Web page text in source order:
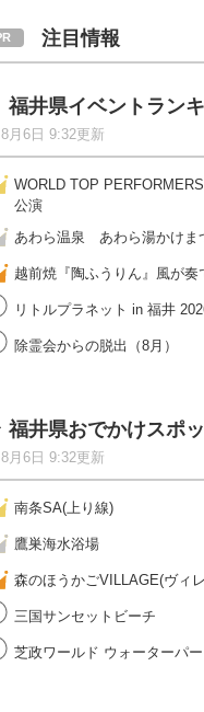
注目情報
福井県イベントラン
8月6日 9:32更新
WORLD TOP
公演
あわら温泉 あわら湯かけま
越前焼『陶ふうりん』風が奏
リトルプラネット in 福井
除霊会からの脱出（8月）
福井県おでかけスポ
8月6日 9:32更新
南条SA(上り線)
鷹巣海水浴場
森のほうかごVILLAGE(ヴィ
三国サンセットビーチ
芝政ワールド ウォーターパー